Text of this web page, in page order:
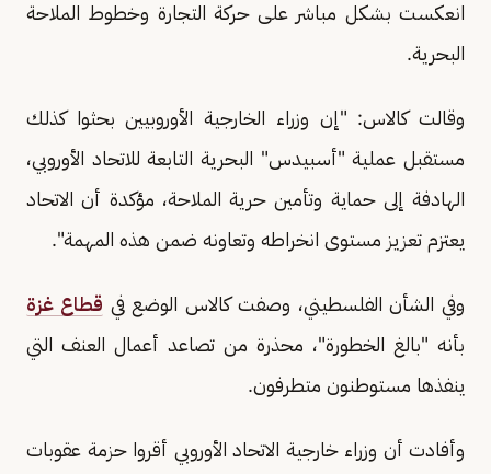
انعكست بشكل مباشر على حركة التجارة وخطوط الملاحة
البحرية.
وقالت كالاس: "إن وزراء الخارجية الأوروبيين بحثوا كذلك
مستقبل عملية "أسبيدس" البحرية التابعة للاتحاد الأوروبي،
الهادفة إلى حماية وتأمين حرية الملاحة، مؤكدة أن الاتحاد
يعتزم تعزيز مستوى انخراطه وتعاونه ضمن هذه المهمة".
وفي الشأن الفلسطيني، وصفت كالاس الوضع في قطاع غزة
بأنه "بالغ الخطورة"، محذرة من تصاعد أعمال العنف التي
ينفذها مستوطنون متطرفون.
وأفادت أن وزراء خارجية الاتحاد الأوروبي أقروا حزمة عقوبات